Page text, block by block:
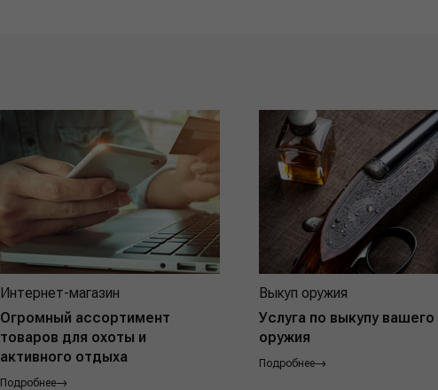
Интернет-магазин
Огромный ассортимент
товаров для охоты и
активного отдыха
Подробнее
Выкуп оружия
Услуга по выкупу вашего
оружия
Подробнее